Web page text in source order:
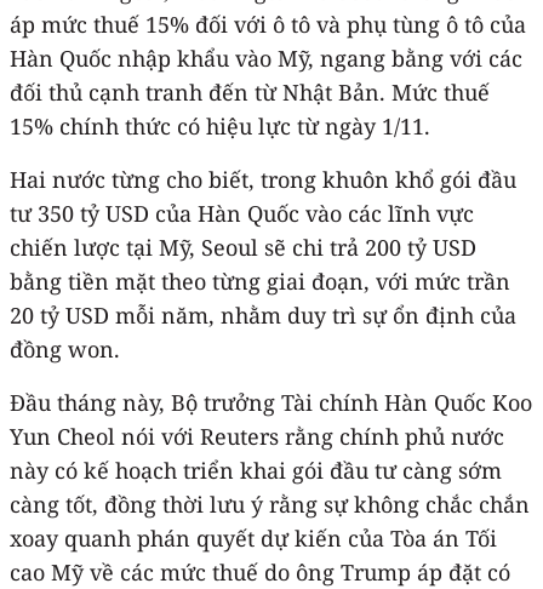
áp mức thuế 15% đối với ô tô và phụ tùng ô tô của
Hàn Quốc nhập khẩu vào Mỹ, ngang bằng với các
đối thủ cạnh tranh đến từ Nhật Bản. Mức thuế
15% chính thức có hiệu lực từ ngày 1/11.
Hai nước từng cho biết, trong khuôn khổ gói đầu
tư 350 tỷ USD của Hàn Quốc vào các lĩnh vực
chiến lược tại Mỹ, Seoul sẽ chi trả 200 tỷ USD
bằng tiền mặt theo từng giai đoạn, với mức trần
20 tỷ USD mỗi năm, nhằm duy trì sự ổn định của
đồng won.
Đầu tháng này, Bộ trưởng Tài chính Hàn Quốc Koo
Yun Cheol nói với Reuters rằng chính phủ nước
này có kế hoạch triển khai gói đầu tư càng sớm
càng tốt, đồng thời lưu ý rằng sự không chắc chắn
xoay quanh phán quyết dự kiến của Tòa án Tối
cao Mỹ về các mức thuế do ông Trump áp đặt có